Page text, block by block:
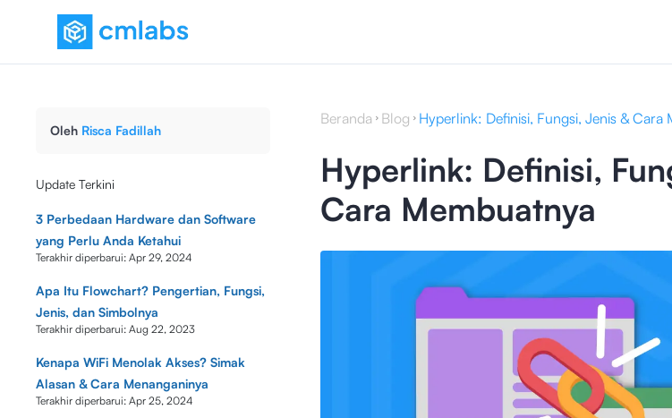
Oleh Risca Fadillah
Update Terkini
3 Perbedaan Hardware dan Software
yang Perlu Anda Ketahui
Terakhir diperbarui: Apr 29, 2024
Apa Itu Flowchart? Pengertian, Fungsi,
Jenis, dan Simbolnya
Terakhir diperbarui: Aug 22, 2023
Kenapa WiFi Menolak Akses? Simak
Alasan & Cara Menanganinya
Terakhir diperbarui: Apr 25, 2024
Beranda Blog Hyperlink: Definisi, Fungsi, Jenis & Cara
Hyperlink: Definisi,
Cara Membuatnya